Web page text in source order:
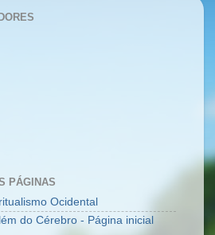
PÁGINAS
Ocidental
do Cérebro - Página inicial